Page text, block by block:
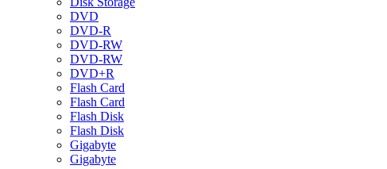
DVD
DVD-R
DVD-RW
DVD-RW
DVD+R
Flash Card
Flash Card
Flash Disk
Flash Disk
Gigabyte
Gigabyte